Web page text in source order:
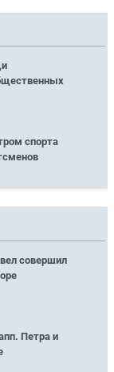
спорта
совершил
Петра и